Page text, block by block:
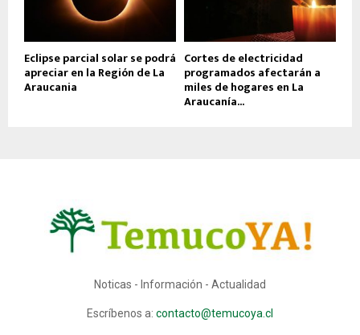
Eclipse parcial solar se podrá
apreciar en la Región de La
Araucania
Cortes de electricidad
programados afectarán a
miles de hogares en La
Araucanía...
Noticas - Información - Actualidad
Escríbenos a: contacto@temucoya.cl